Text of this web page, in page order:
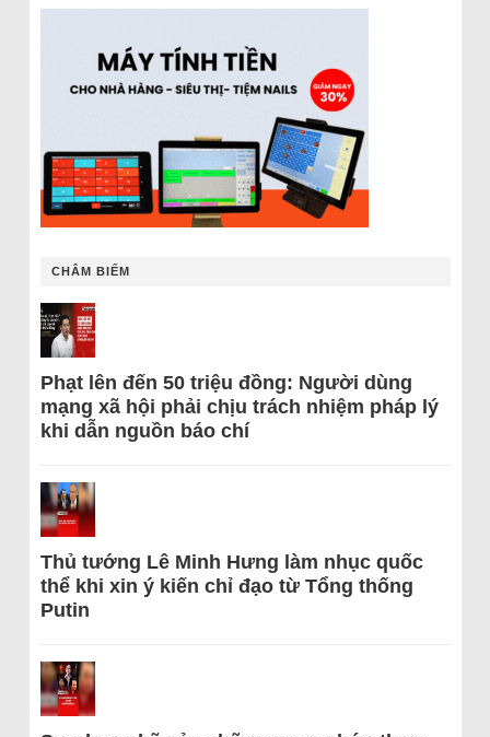
CHÂM BIẾM
Phạt lên đến 50 triệu đồng: Người dùng
mạng xã hội phải chịu trách nhiệm pháp lý
khi dẫn nguồn báo chí
Thủ tướng Lê Minh Hưng làm nhục quốc
thể khi xin ý kiến chỉ đạo từ Tổng thống
Putin